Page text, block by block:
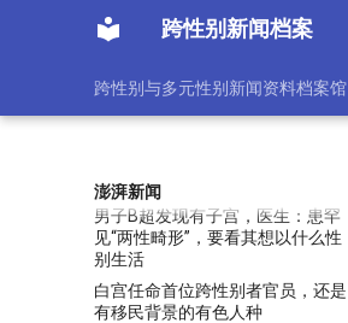
跨性别新闻档案
跨性别与多元性别新闻资料档案馆
澎湃新闻
别，无需激素治疗或医疗诊断
大会，“人妖”多被家庭接受
下一段近千字的话…
男子B超发现有子宫，医生：患罕
见“两性畸形”，要看其想以什么性
别生活
白宫任命首位跨性别者官员，还是
有移民背景的有色人种